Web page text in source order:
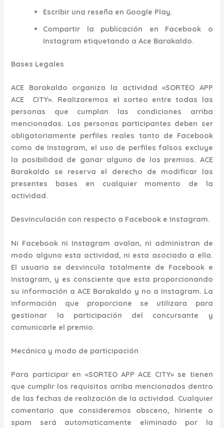
Escribir una reseña en Google Play.
Compartir la publicación en Facebook o
Instagram etiquetando a Ace Barakaldo.
Bases Legales
ACE Barakaldo organiza la actividad «SORTEO APP
ACE CITY». Realizaremos el sorteo entre todas las
personas que cumplan las condiciones arriba
mencionadas. Las personas participantes deben ser
obligatoriamente perfiles reales tanto de Facebook
como de Instagram, el uso de perfiles falsos excluye
la posibilidad de ganar alguno de los premios. ACE
Barakaldo se reserva el derecho de modificar las
presentes bases en cualquier momento de la
actividad.
Desvinculación con respecto a Facebook e Instagram.
Ni Facebook ni Instagram avalan, ni administran de
modo alguno esta actividad, ni esta asociado a ella.
El usuario se desvincula totalmente de Facebook e
Instagram, y es consciente que esta proporcionando
su información a ACE Barakaldo y no a Instagram. La
información que proporcione se utilizara para
gestionar la participación del concursante y
comunicarle el premio.
Mecánica y modo de participación
Para participar en «SORTEO APP ACE CITY» se tienen
que cumplir los requisitos arriba mencionados dentro
de las fechas de realización de la actividad. Cualquier
comentario que consideremos obsceno, hiriente o
spam será automaticamente eliminado por la